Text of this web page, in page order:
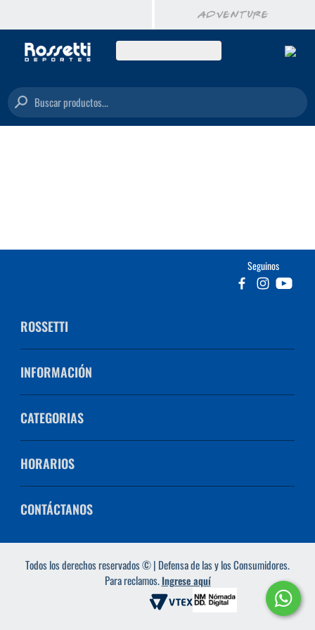
Buscar productos...
Seguinos
ROSSETTI
INFORMACIÓN
CATEGORIAS
HORARIOS
CONTÁCTANOS
Todos los derechos reservados © | Defensa de las y los Consumidores.
Para reclamos.Ingrese aquí